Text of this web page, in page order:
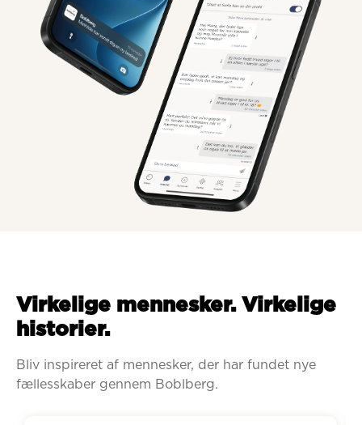
Virkelige mennesker. Virkelige
historier.
Bliv inspireret af mennesker, der har fundet nye
fællesskaber gennem Boblberg.